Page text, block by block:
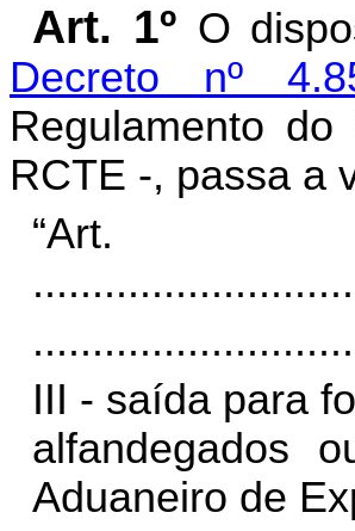
Art. 1º O
Decreto nº
Regulamento
RCTE -, passa a
III - saída para
alfandegados
Aduaneiro de